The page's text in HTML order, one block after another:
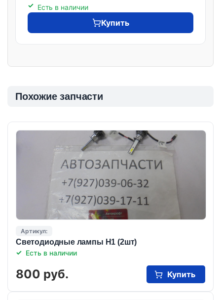
Есть в наличии
Купить
Похожие запчасти
Артикул:
Светодиодные лампы Н1 (2шт)
Есть в наличии
800 руб. Купить